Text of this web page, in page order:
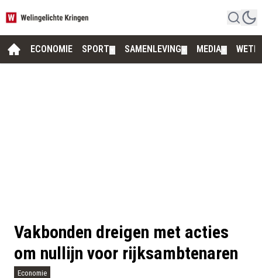
ECONOMIE SPORT SAMENLEVING MEDIA
Vakbonden dreigen met acties
om nullijn voor rijksambtenaren
Economie